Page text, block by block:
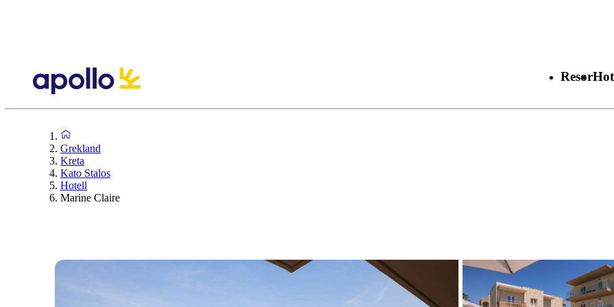
Resor
Grekland
Kreta
Kato Stalos
Hotell
Marine Claire